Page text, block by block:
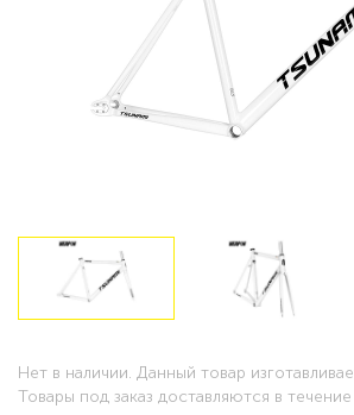
Нет в наличии. Данный товар
Товары под заказ доставляются в